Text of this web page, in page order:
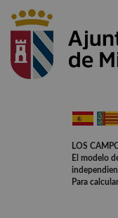
LOS
El modelo
Para